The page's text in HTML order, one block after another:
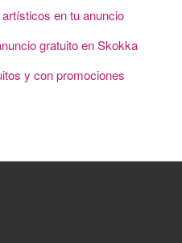
en tu anuncio
gratuito en Skokka
y con promociones